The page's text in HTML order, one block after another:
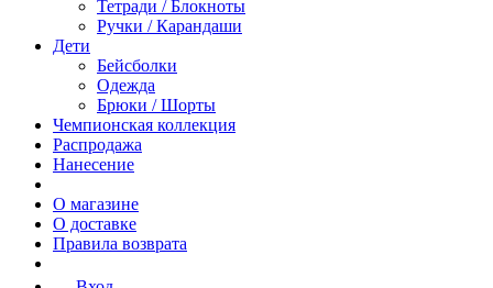
Тетради / Блокноты
Ручки / Карандаши
Дети
Бейсболки
Одежда
Брюки / Шорты
Чемпионская коллекция
Распродажа
Нанесение
О магазине
О доставке
Правила возврата